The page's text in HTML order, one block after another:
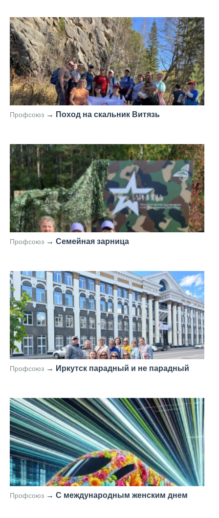
Профсоюз → Поход на скальник Витязь
Профсоюз → Семейная зарница
Профсоюз → Иркутск парадный и не парадный
Профсоюз → С международным женским днем